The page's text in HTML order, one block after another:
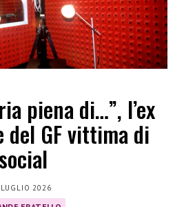
piena di…”, l’ex
del GF vittima di
2026